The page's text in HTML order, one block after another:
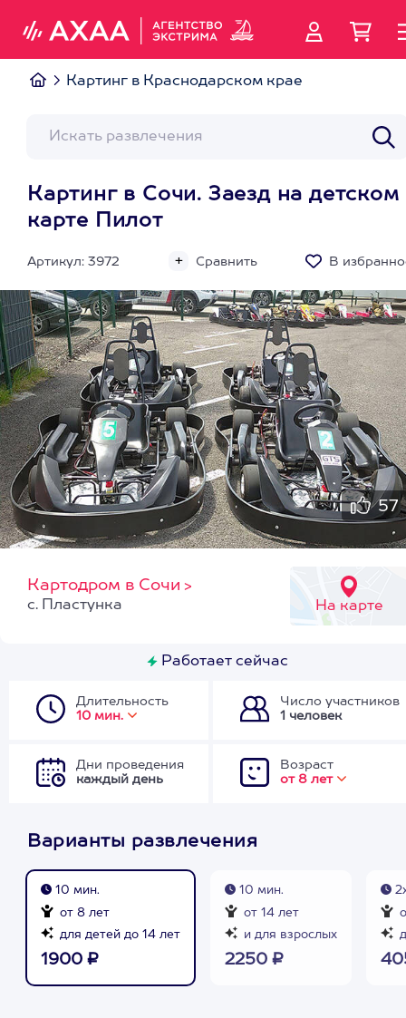
Картинг в Краснодарском крае
Картинг в Сочи. Заезд на детском
карте Пилот
Артикул: 3972 Сравнить В
57
Картодром в Сочи >
На карте
с. Пластунка
Работает сейчас
Длительность
10 мин.
Число участников
1 человек
Дни проведения
каждый день
Возраст
от 8 лет
Варианты развлечения
10 мин.
от 8 лет
для детей до 14 лет
1900 ₽
10 мин.
от 14 лет
и для взрослых
2250 ₽